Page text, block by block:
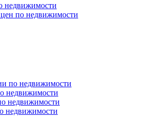
недвижимости
по недвижимости
по недвижимости
недвижимости
недвижимости
недвижимости